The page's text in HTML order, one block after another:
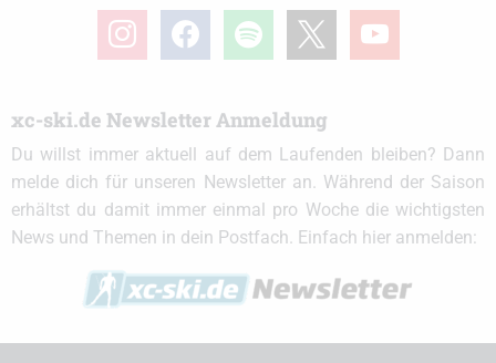
instagramfacebook spotify youtube
xc-ski.de Newsletter Anmeldung
Du willst immer aktuell auf dem Laufenden bleiben? Dann
melde dich für unseren Newsletter an. Während der Saison
erhältst du damit immer einmal pro Woche die wichtigsten
News und Themen in dein Postfach. Einfach hier anmelden: